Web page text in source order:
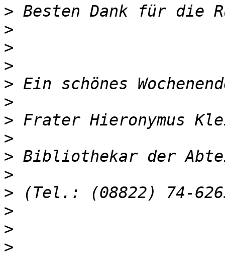
>
>
>
>
>
>
>
>
>
>
>
>
>
>